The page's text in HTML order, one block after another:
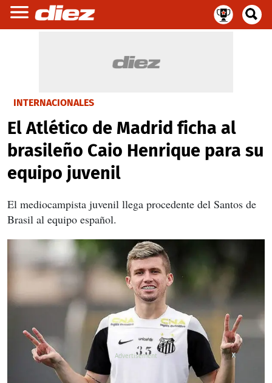
INTERNACIONALES
El Atlético de Madrid ficha al
brasileño Caio Henrique para su
equipo juvenil
El mediocampista juvenil llega procedente del Santos de
Brasil al equipo español.
X